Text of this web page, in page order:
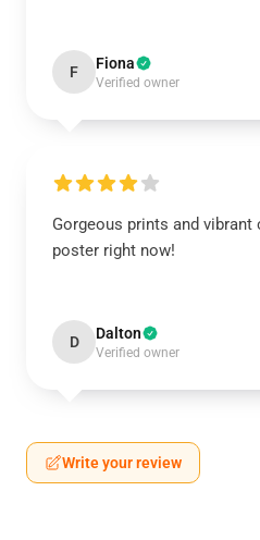
F Fiona
Verified owner
Gorgeous prints and vibrant
poster right now!
D Dalton
Verified owner
Write your review